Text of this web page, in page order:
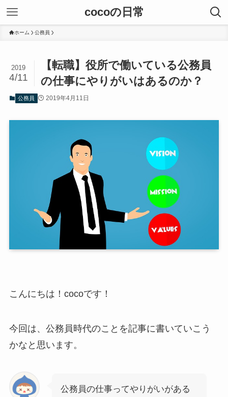
cocoの日常
ホーム 公務員
【転職】役所で働いている公務員
の仕事にやりがいはあるのか？
2019
4/11
公務員 2019年4月11日
こんにちは！cocoです！
今回は、公務員時代のことを記事に書いていこう
かなと思います。
公務員の仕事ってやりがいがある